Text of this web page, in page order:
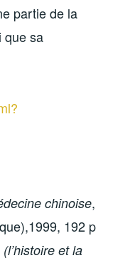
partie de la
que sa
chinoise,
192 p
et la